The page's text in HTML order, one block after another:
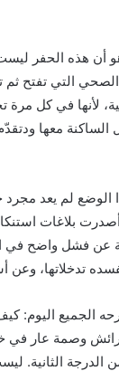
هو أن هذه الحفر
التي تفتح ثم
لأنها في كل
معها
الوضع لم يعد
بلاغات
عن فشل واضح في
تدخلاتها، وعن
الجميع
وصمة عار في
الدرجة الثانية.